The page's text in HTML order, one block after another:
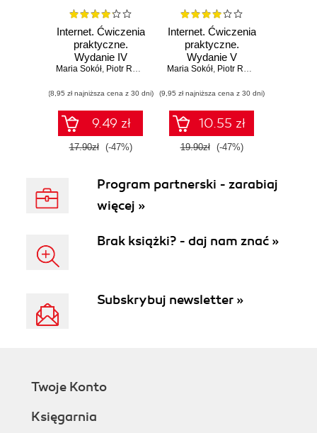
Internet. Ćwiczenia
praktyczne.
Wydanie IV
Maria Sokół, Piotr Rajca
(8,95 zł najniższa cena z 30 dni)
9.49 zł
17.90zł (-47%)
Internet. Ćwiczenia
praktyczne.
Wydanie V
Maria Sokół, Piotr Rajca
(9,95 zł najniższa cena z 30 dni)
10.55 zł
19.90zł (-47%)
Program partnerski - zarabiaj
więcej »
Brak książki? - daj nam znać »
Subskrybuj newsletter »
Twoje Konto
Księgarnia